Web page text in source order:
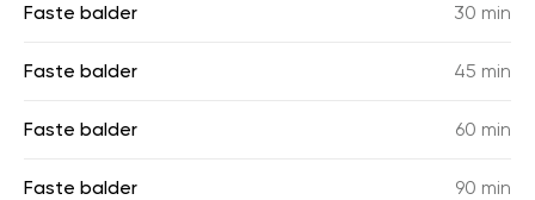
Faste balder 30 min
Faste balder 45 min
Faste balder 60 min
Faste balder 90 min